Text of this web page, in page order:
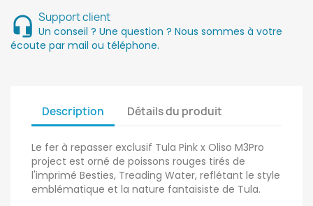
Support client
Un conseil ? Une question ? Nous sommes à votre
écoute par mail ou téléphone.
Description Détails du produit
Le fer à repasser exclusif Tula Pink x Oliso M3Pro
project est orné de poissons rouges tirés de
l'imprimé Besties, Treading Water, reflétant le style
emblématique et la nature fantaisiste de Tula.